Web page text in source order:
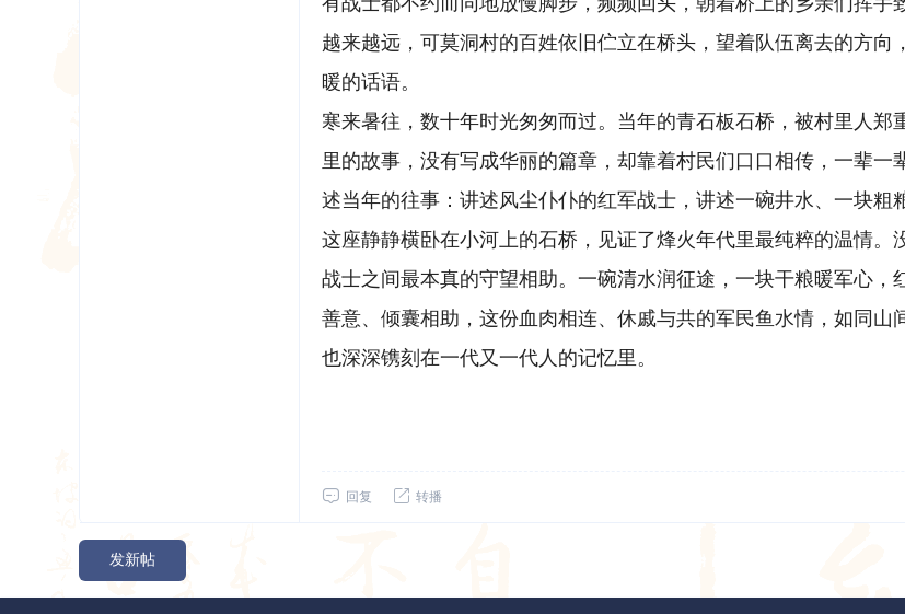
越来越远，可莫洞村的百姓依旧伫立在桥头，望着队伍离去的方
暖的话语。
寒来暑往，数十年时光匆匆而过。当年的青石板石桥，被村里人
里的故事，没有写成华丽的篇章，却靠着村民们口口相传，一辈
述当年的往事：讲述风尘仆仆的红军战士，讲述一碗井水、一块粗
这座静静横卧在小河上的石桥，见证了烽火年代里最纯粹的温情
战士之间最本真的守望相助。一碗清水润征途，一块干粮暖军心
善意、倾囊相助，这份血肉相连、休戚与共的军民鱼水情，如同山
也深深镌刻在一代又一代人的记忆里。
回复 转播
发新帖